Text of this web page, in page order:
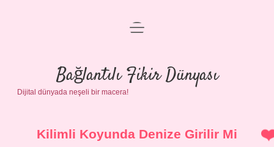
Anasayfa
Gizlilik Politikası
Yasal Uyarı
menüyü
Bağlantılı Fikir Dünyası
Dijital dünyada neşeli bir macera!
Kilimli Koyunda Denize Girilir Mi